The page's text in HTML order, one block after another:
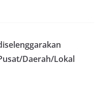
Daerah/Lokal